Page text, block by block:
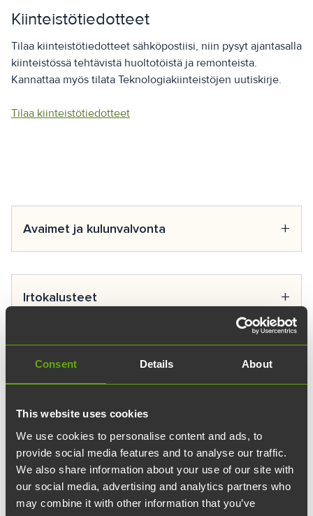
Consent Details About
This website uses cookies
We use cookies to personalise content and ads, to
provide social media features and to analyse our traffic.
We also share information about your use of our site with
our social media, advertising and analytics partners who
may combine it with other information that you’ve
Kiinteistötiedotteet
Tilaa kiinteistötiedotteet sähköpostiisi, niin pysyt ajantasalla
kiinteistössä tehtävistä huoltotöistä ja remonteista.
Kannattaa myös tilata Teknologiakiinteistöjen uutiskirje.
Tilaa kiinteistötiedotteet
Avaimet ja kulunvalvonta +
Kaikki avaimiin ja kulkuoikeuksiin liittyvät kysymykset
ja vuokralaisten avaintilaukset hoidetaan osoitteesta
avaimet@teknologiakiinteistot.fi. Avaimet ovat
henkilökohtaisia ja niiden katoamisesta tulee ilmoittaa
mahdollisimman nopeasti.
Irtokalusteet +
irtokalusteita omien toiveidensa mukaisesti. Mikäli
vastaavaan henkilöön Teknologiakiinteistöissä.
Joki
Haluatko järjestää tapahtuman, webinaarin tai
erikokoisia tiloja, jotka taipuvat tapahtumaan kuin
tapahtumaan. Tutustu tiloihin, palveluihin tai ota
yhteyttä myyntipalveluun.
Kierrätys
Teknologiakiinteistöjen siivouskumppani Coor
toimittaa asiakkaiden lajittelemat jätteet
Kiinteistönhuolto